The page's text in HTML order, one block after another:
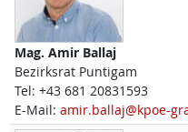
Mag. Amir Ballaj
Bezirksrat Puntigam
Tel: +43 681 20831593
E-Mail: amir.ballaj@kpoe-